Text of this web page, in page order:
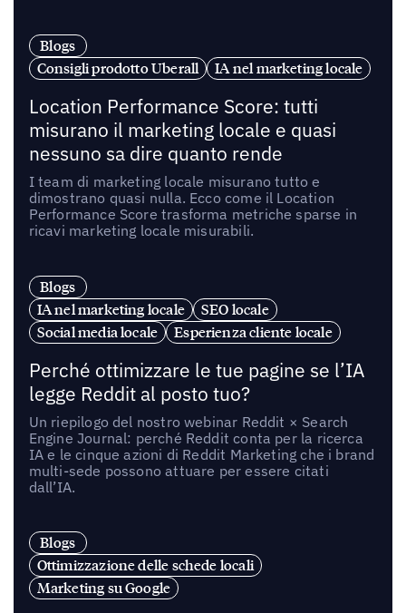
Blogs
Consigli prodotto Uberall
IA nel marketing locale
Location Performance Score: tutti
misurano il marketing locale e quasi
nessuno sa dire quanto rende
I team di marketing locale misurano tutto e
dimostrano quasi nulla. Ecco come il Location
Performance Score trasforma metriche sparse in
ricavi marketing locale misurabili.
Blogs
IA nel marketing locale
SEO locale
Social media locale
Esperienza cliente locale
Perché ottimizzare le tue pagine se l’IA
legge Reddit al posto tuo?
Un riepilogo del nostro webinar Reddit × Search
Engine Journal: perché Reddit conta per la ricerca
IA e le cinque azioni di Reddit Marketing che i brand
multi-sede possono attuare per essere citati
dall’IA.
Blogs
Ottimizzazione delle schede locali
Marketing su Google